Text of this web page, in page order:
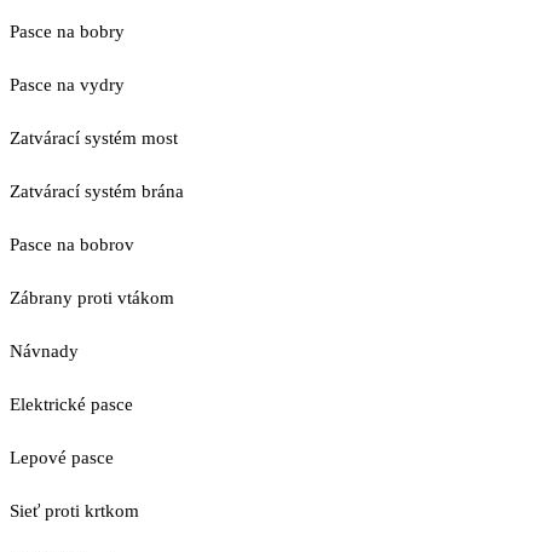
Pasce na bobry
Pasce na vydry
Zatvárací systém most
Zatvárací systém brána
Pasce na bobrov
Zábrany proti vtákom
Návnady
Elektrické pasce
Lepové pasce
Sieť proti krtkom